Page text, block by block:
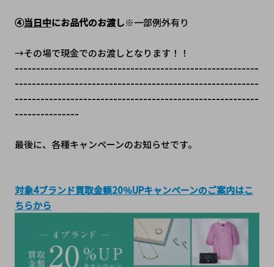
④当日中にお品代のお渡し※一部例外有り
→その場で現金でのお渡しとなります！！
---------------------------------------------------------
---------------------------------------------------------
---------------------------------------------------------
---------------
最後に、各種キャンペーンのお知らせです。
対象4ブランド買取金額20％UPキャンペーンのご案内はこ
ちらから